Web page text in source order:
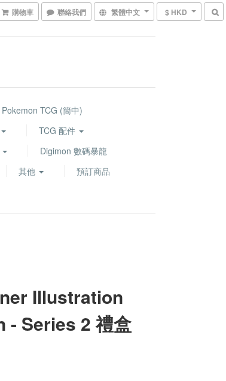
購物車 聯絡我們 繁體中文 $ HKD
Pokemon TCG (簡中)
TCG 配件
Digimon 數碼暴龍
其他
預訂商品
Illustration
- Series 2 禮盒